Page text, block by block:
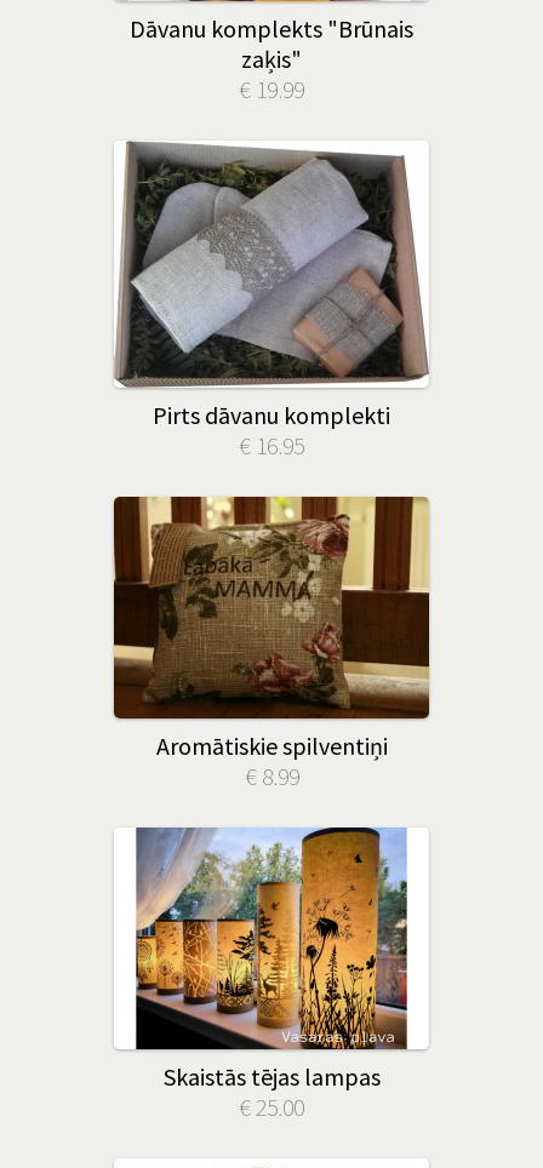
Dāvanu komplekts "Brūnais
zaķis"
€ 19.99
Pirts dāvanu komplekti
€ 16.95
Aromātiskie spilventiņi
€ 8.99
Skaistās tējas lampas
€ 25.00